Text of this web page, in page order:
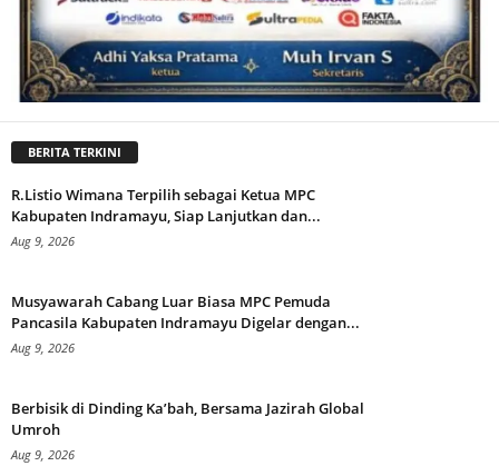
BERITA TERKINI
R.Listio Wimana Terpilih sebagai Ketua MPC
Kabupaten Indramayu, Siap Lanjutkan dan...
Aug 9, 2026
Musyawarah Cabang Luar Biasa MPC Pemuda
Pancasila Kabupaten Indramayu Digelar dengan...
Aug 9, 2026
Berbisik di Dinding Ka’bah, Bersama Jazirah Global
Umroh
Aug 9, 2026